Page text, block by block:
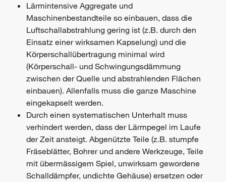
Lärmintensive Aggregate und
Maschinenbestandteile so einbauen, dass die
Luftschallabstrahlung gering ist (z.B. durch den
Einsatz einer wirksamen Kapselung) und die
Körperschallübertragung minimal wird
(Körperschall- und Schwingungsdämmung
zwischen der Quelle und abstrahlenden Flächen
einbauen). Allenfalls muss die ganze Maschine
eingekapselt werden.
Durch einen systematischen Unterhalt muss
verhindert werden, dass der Lärmpegel im Laufe
der Zeit ansteigt. Abgenützte Teile (z.B. stumpfe
Fräseblätter, Bohrer und andere Werkzeuge, Teile
mit übermässigem Spiel, unwirksam gewordene
Schalldämpfer, undichte Gehäuse) ersetzen oder